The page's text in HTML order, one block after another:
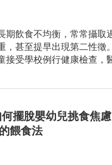
期飲食不均衡，常常攝取
，甚至提早出現第二性徵
接受學校例行健康檢查，
擺脫嬰幼兒挑食焦
餵食法